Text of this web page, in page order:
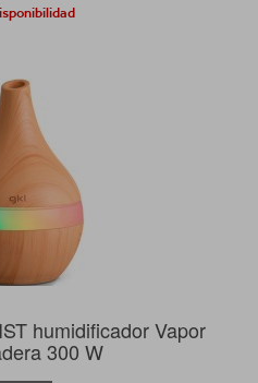
humidificador Vapor
300 W